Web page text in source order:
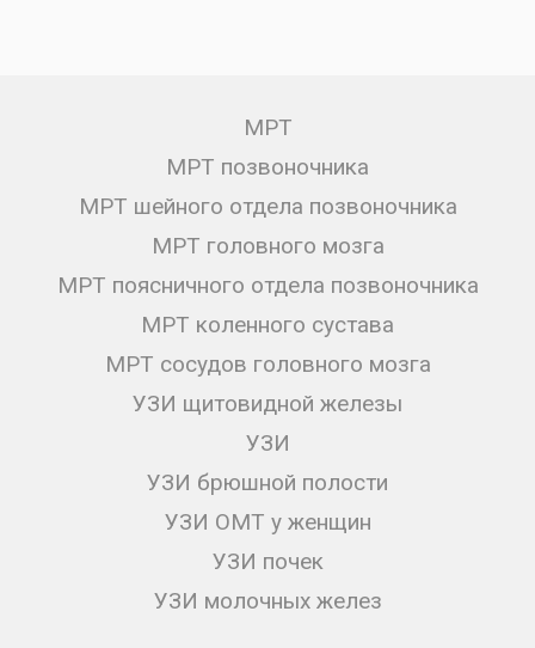
МРТ
МРТ позвоночника
МРТ шейного отдела позвоночника
МРТ головного мозга
МРТ поясничного отдела позвоночника
МРТ коленного сустава
МРТ сосудов головного мозга
УЗИ щитовидной железы
УЗИ
УЗИ брюшной полости
УЗИ ОМТ у женщин
УЗИ почек
УЗИ молочных желез